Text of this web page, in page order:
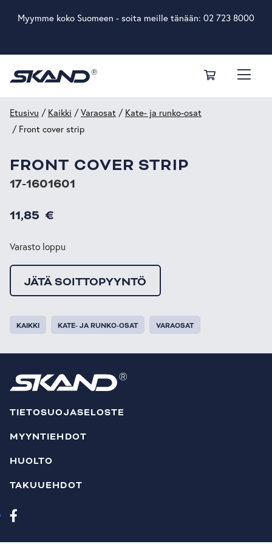
Myymme koko Suomeen - soita meille tänään: 02 723 8000
Etusivu / Kaikki /Varaosat / Kate- ja runko-osat
/ Front cover strip
FRONT COVER STRIP
17-1601601
11,85 €
Varasto loppu
JÄTÄ SOITTOPYYNTÖ
KAIKKI KATE- JA RUNKO-OSAT VARAOSAT
TIETOSUOJASELOSTE
MYYNTIEHDOT
HUOLTO
TAKUUEHDOT